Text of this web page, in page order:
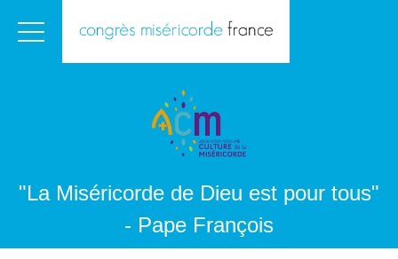
"La Miséricorde de Dieu est pour tous"
- Pape François